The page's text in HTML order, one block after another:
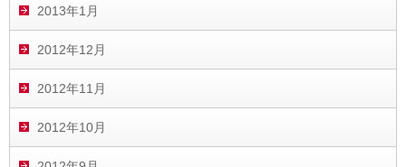
2013年1月
2012年12月
2012年11月
2012年10月